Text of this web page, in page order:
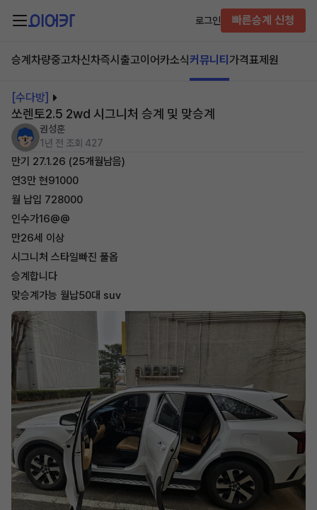
로그인 빠른승계 신청
승계차량중고차신차즉시출고이어카소식커뮤니티 가격표제원
[수다방]
쏘렌토2.5 2wd 시그니처 승계 및 맞승계
권성훈
1년 전 조회 427
만기 27.1.26 (25개월남음)
연3만 현91000
월 납입 728000
인수가16@@
만26세 이상
시그니처 스타일빠진 풀옵
승계합니다
맞승계가능 월납50대 suv